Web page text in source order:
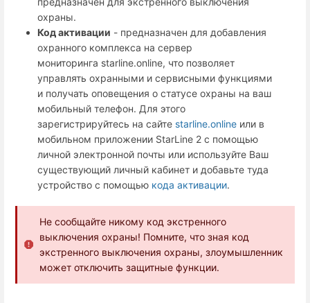
охраны.
Код активации - предназначен для добавления
охранного комплекса на сервер
мониторинга starline.online, что позволяет
управлять охранными и сервисными функциями
и получать оповещения о статусе охраны на ваш
мобильный телефон. Для этого
зарегистрируйтесь на сайте starline.online или в
мобильном приложении StarLine 2 с помощью
личной электронной почты или используйте Ваш
существующий личный кабинет и добавьте туда
устройство с помощью кода активации.
Не сообщайте никому код экстренного
выключения охраны! Помните, что зная код
экстренного выключения охраны, злоумышленник
может отключить защитные функции.